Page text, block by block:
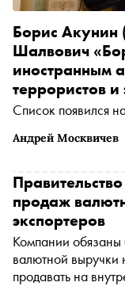
Андрей Москвичев
Борис Акунин
Шалвович
иностранным
террористов и
Список появился
продаж
экспортеров
Компании обязаны
валютной выручки
продавать на